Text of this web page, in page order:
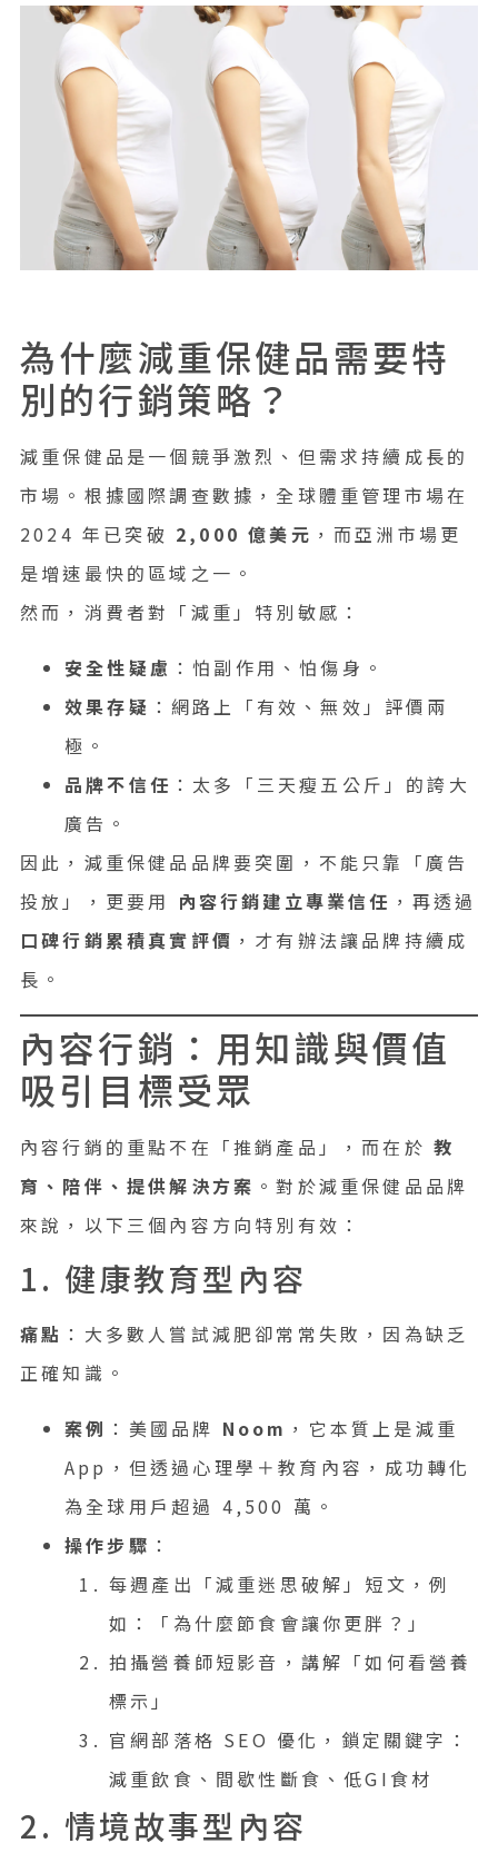
為什麼減重保健品需要特
別的行銷策略？
減重保健品是一個競爭激烈、但需求持續成長的
市場。根據國際調查數據，全球體重管理市場在
2024 年已突破 2,000 億美元 ，而亞洲市場更
是增速最快的區域之一。
然而，消費者對「減重」特別敏感：
安全性疑慮 ：怕副作用、怕傷身。
效果存疑 ：網路上「有效、無效」評價兩
極。
品牌不信任 ：太多「三天瘦五公斤」的誇大
廣告。
因此，減重保健品品牌要突圍，不能只靠「廣告
投放」，更要用 內容行銷建立專業信任 ，再透過
口碑行銷累積真實評價 ，才有辦法讓品牌持續成
長。
內容行銷：用知識與價值
吸引目標受眾
內容行銷的重點不在「推銷產品」，而在於 教
育、陪伴、提供解決方案 。對於減重保健品品牌
來說，以下三個內容方向特別有效：
1. 健康教育型內容
痛點 ：大多數人嘗試減肥卻常常失敗，因為缺乏
正確知識。
案例 ：美國品牌 Noom ，它本質上是減重
App，但透過心理學＋教育內容，成功轉化
為全球用戶超過 4,500 萬。
操作步驟 ：
每週產出「減重迷思破解」短文，例
如：「為什麼節食會讓你更胖？」
拍攝營養師短影音，講解「如何看營養
標示」
官網部落格 SEO 優化，鎖定關鍵字：
減重飲食、間歇性斷食、低GI食材
2. 情境故事型內容